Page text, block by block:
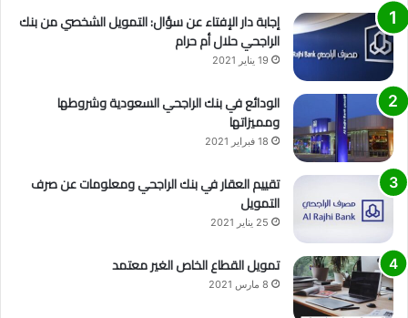
إجابة دار الإفتاء عن سؤال: التمويل الشخصي من بنك
الراجحي حلال أم حرام
19 يناير 2021
الودائع في بنك الراجحي السعودية وشروطها
ومميزاتها
18 فبراير 2021
تقييم العقار في بنك الراجحي ومعلومات عن صرف
التمويل
25 يناير 2021
تمويل القطاع الخاص الغير معتمد
8 مارس 2021